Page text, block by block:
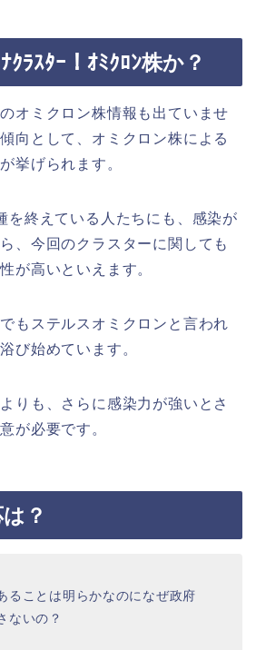
ｸﾗｽﾀｰ！ｵﾐｸﾛﾝ株か？
オミクロン株情報も出ていませ
向として、オミクロン株による
挙げられます。
を終えている人たちにも、感染が
、今回のクラスターに関しても
が高いといえます。
もステルスオミクロンと言われ
び始めています。
りも、さらに感染力が強いとさ
が必要です。
？
ることは明らかなのになぜ政府
ないの？